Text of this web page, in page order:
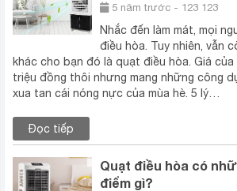
5 năm trước - 123 123
Nhắc đến làm mát, mọi
điều hòa. Tuy nhiên, vẫn
khác cho bạn đó là quạt điều hòa. Giá
triệu đồng thôi nhưng mang những công
xua tan cái nóng nực của mùa hè. 5 lý…
Đọc tiếp
Quạt điều hòa có
điểm gì?